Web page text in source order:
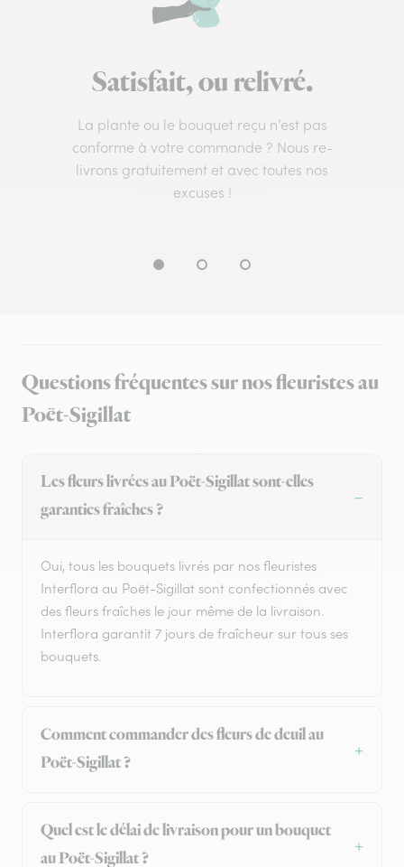
Satisfait, ou relivré.
La plante ou le bouquet reçu n’est pas
conforme à votre commande ? Nous re-
livrons gratuitement et avec toutes nos
excuses !
Questions fréquentes sur nos fleuristes au
Poët-Sigillat
Les fleurs livrées au Poët-Sigillat sont-elles
garanties fraîches ?
Oui, tous les bouquets livrés par nos fleuristes
Interflora au Poët-Sigillat sont confectionnés avec
des fleurs fraîches le jour même de la livraison.
Interflora garantit 7 jours de fraîcheur sur tous ses
bouquets.
Comment commander des fleurs de deuil au
Poët-Sigillat ?
Quel est le délai de livraison pour un bouquet
au Poët-Sigillat ?